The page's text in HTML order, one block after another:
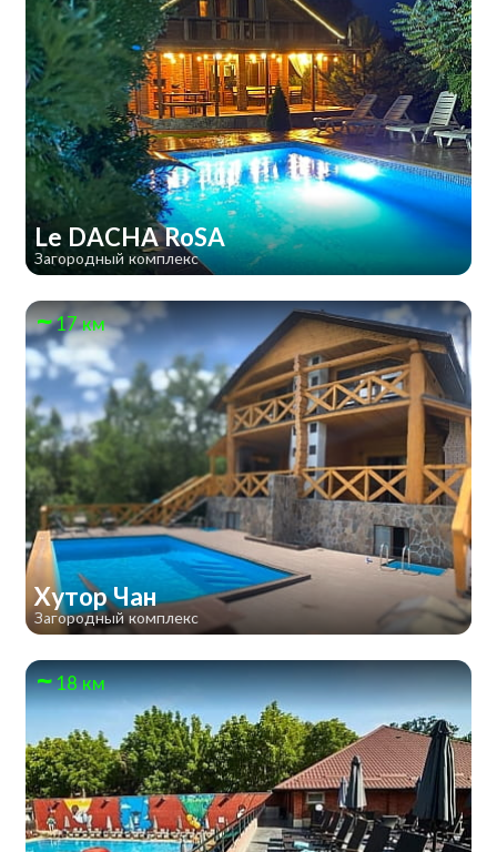
Le DACHA RoSA
Загородный комплекс
17 км
Хутор Чан
Загородный комплекс
18 км